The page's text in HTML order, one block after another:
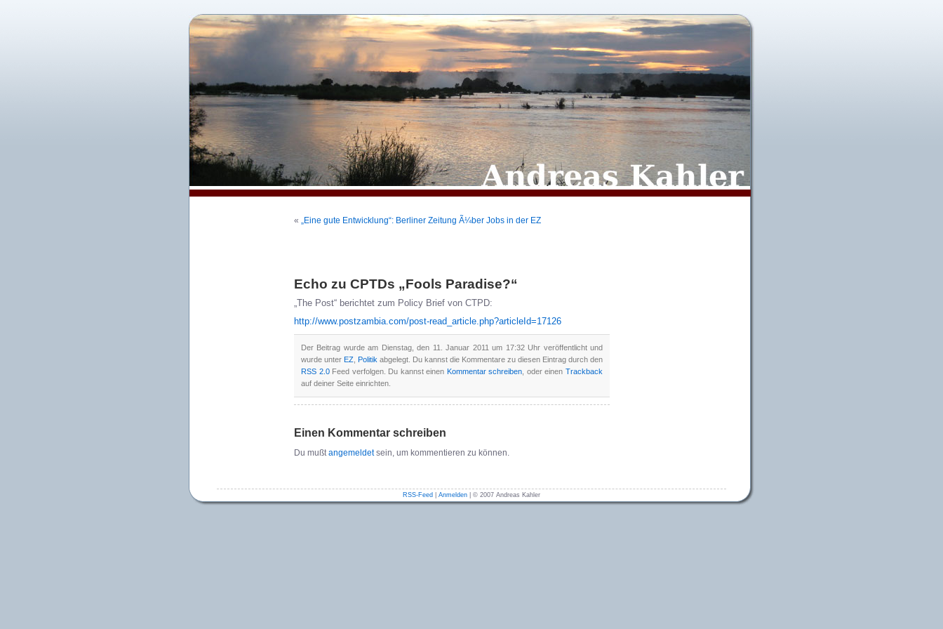
« „Eine gute Entwicklung“: Berliner Zeitung Ã¼ber Jobs in der EZ
Echo zu CPTDs „Fools Paradise?“
„The Post“ berichtet zum Policy Brief von CTPD:
http://www.postzambia.com/post-read_article.php?articleId=17126
Der Beitrag wurde am Dienstag, den 11. Januar 2011 um 17:32 Uhr veröffentlicht und
wurde unter EZ Politik abgelegt. Du kannst die Kommentare zu diesen Eintrag durch den
RSS 2.0Feed verfolgen. Du kannst einen Kommentar schreiben , oder einenTrackback
auf deiner Seite einrichten.
Einen Kommentar schreiben
Du mußtangemeldetsein, um kommentieren zu können.
RSS-Feed Anmelden | © 2007 Andreas Kahler